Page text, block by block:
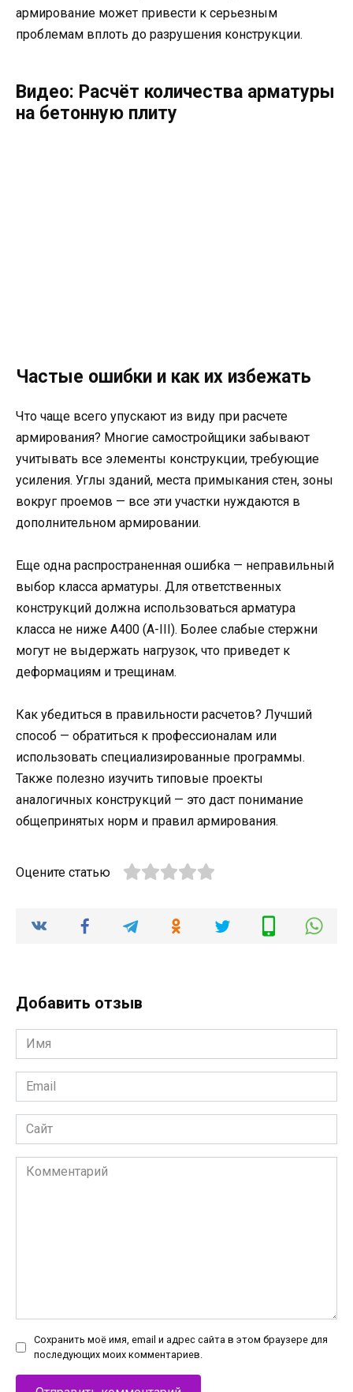
армирование может привести к серьезным
проблемам вплоть до разрушения конструкции.
Видео: Расчёт количества арматуры
на бетонную плиту
Частые ошибки и как их избежать
Что чаще всего упускают из виду при расчете
армирования? Многие самостройщики забывают
учитывать все элементы конструкции, требующие
усиления. Углы зданий, места примыкания стен, зоны
вокруг проемов — все эти участки нуждаются в
дополнительном армировании.
Еще одна распространенная ошибка — неправильный
выбор класса арматуры. Для ответственных
конструкций должна использоваться арматура
класса не ниже А400 (А-III). Более слабые стержни
могут не выдержать нагрузок, что приведет к
деформациям и трещинам.
Как убедиться в правильности расчетов? Лучший
способ — обратиться к профессионалам или
использовать специализированные программы.
Также полезно изучить типовые проекты
аналогичных конструкций — это даст понимание
общепринятых норм и правил армирования.
Оцените статью
Добавить отзыв
Имя
*
Email
*
Сайт
Комментарий
Сохранить моё имя, email и адрес сайта в этом браузере для
последующих моих комментариев.